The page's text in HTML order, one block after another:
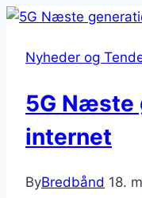
Nyheder og
5G Næste
internet
ByBredbånd 18.